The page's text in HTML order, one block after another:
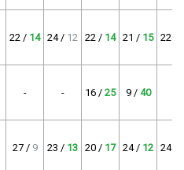
22 / 14 24 / 12 22 / 14 21 / 15 22 /
- - 16 / 25 9 / 40
27 / 9 23 / 13 20 / 17 24 / 12 24 /